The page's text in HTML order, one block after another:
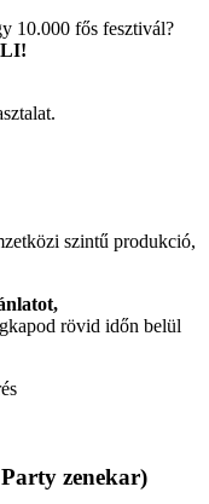
10.000 fős fesztivál?
szintű produkció,
rövid időn belül
zenekar)